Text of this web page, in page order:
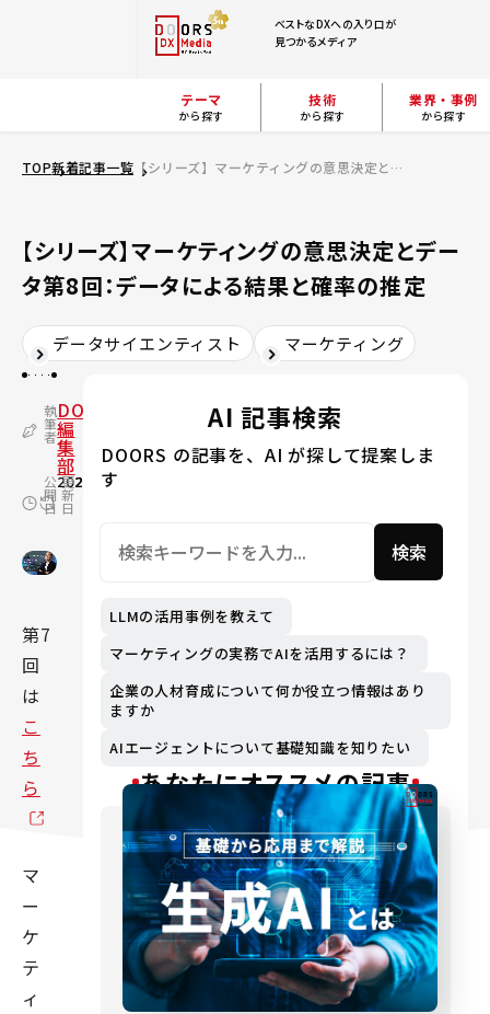
ベストなDXへの入り口が
見つかるメディア
テーマ
から探す
技術
から探す
業界・事例
から探す
TOP新着記事一覧 【シリーズ】マーケティングの意思決定とデータ第8回：データによる結果と確率の推定
【シリーズ】マーケティングの意思決定とデー
タ第8回：データによる結果と確率の推定
データサイエンティスト マーケティング
執
筆
者
DOORS
編
集
部
公
開
日
2021.12.16
更
新
日
2026.07.13
第7
回
は
こ
ち
ら
マ
ー
ケ
テ
ィ
AI 記事検索
DOORS の記事を、AI が探して提案しま
す
検索
LLMの活用事例を教えて
マーケティングの実務でAIを活用するには？
企業の人材育成について何か役立つ情報はあり
ますか
AIエージェントについて基礎知識を知りたい
あなたにオススメの記事